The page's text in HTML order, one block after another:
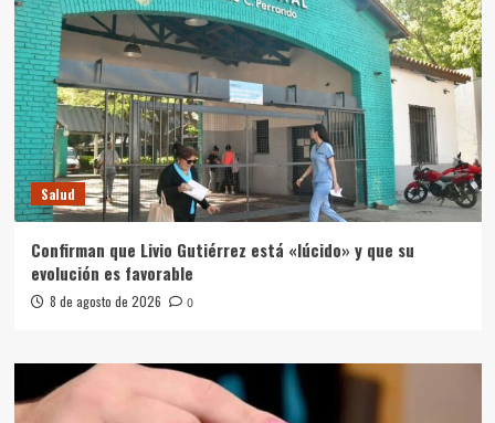
Salud
Confirman que Livio Gutiérrez está «lúcido» y que su
evolución es favorable
8 de agosto de 2026 0